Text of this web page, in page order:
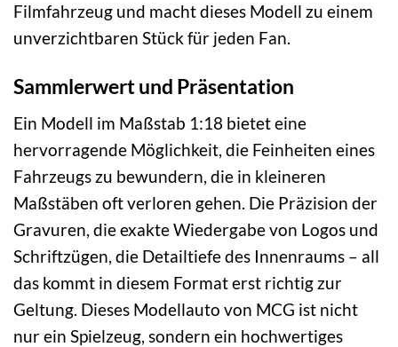
Filmfahrzeug und macht dieses Modell zu einem
unverzichtbaren Stück für jeden Fan.
Sammlerwert und Präsentation
Ein Modell im Maßstab 1:18 bietet eine
hervorragende Möglichkeit, die Feinheiten eines
Fahrzeugs zu bewundern, die in kleineren
Maßstäben oft verloren gehen. Die Präzision der
Gravuren, die exakte Wiedergabe von Logos und
Schriftzügen, die Detailtiefe des Innenraums – all
das kommt in diesem Format erst richtig zur
Geltung. Dieses Modellauto von MCG ist nicht
nur ein Spielzeug, sondern ein hochwertiges